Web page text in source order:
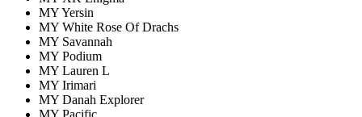
MY Yersin
MY White Rose Of Drachs
MY Savannah
MY Podium
MY Lauren L
MY Irimari
MY Danah Explorer